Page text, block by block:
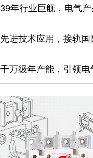
39年行业巨舰，电气
先进技术应用，接轨国
千万级年产能，引领电